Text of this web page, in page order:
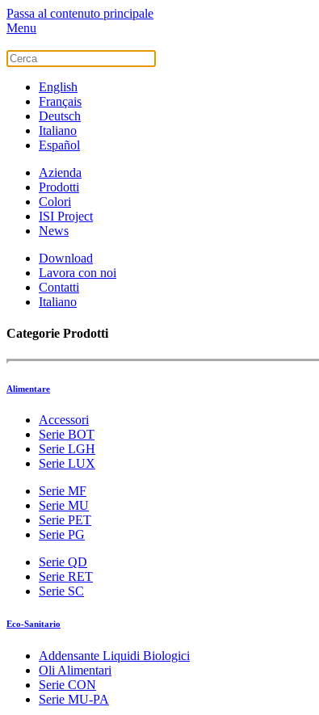
Passa al contenuto principale
Menu
English
Français
Deutsch
Italiano
Español
Azienda
Prodotti
Colori
ISI Project
News
Download
Lavora con noi
Contatti
Italiano
Categorie Prodotti
Alimentare
Accessori
Serie BOT
Serie LGH
Serie LUX
Serie MF
Serie MU
Serie PET
Serie PG
Serie QD
Serie RET
Serie SC
Eco-Sanitario
Addensante Liquidi Biologici
Oli Alimentari
Serie CON
Serie MU-PA